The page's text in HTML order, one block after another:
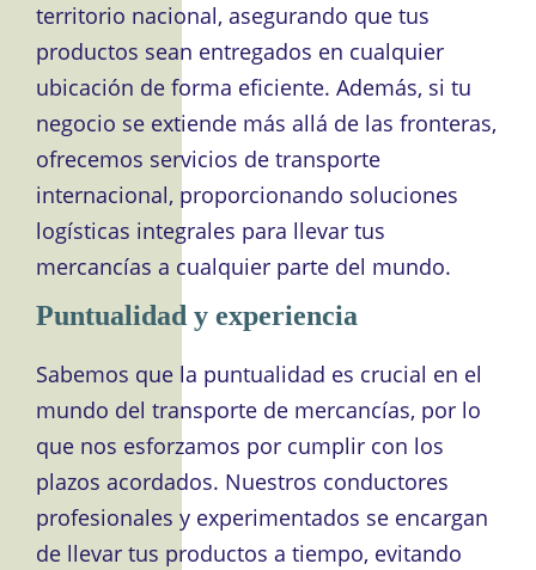
territorio nacional, asegurando que tus
productos sean entregados en cualquier
ubicación de forma eficiente. Además, si tu
negocio se extiende más allá de las fronteras,
ofrecemos servicios de transporte
internacional, proporcionando soluciones
logísticas integrales para llevar tus
mercancías a cualquier parte del mundo.
Puntualidad y experiencia
Sabemos que la puntualidad es crucial en el
mundo del transporte de mercancías, por lo
que nos esforzamos por cumplir con los
plazos acordados. Nuestros conductores
profesionales y experimentados se encargan
de llevar tus productos a tiempo, evitando